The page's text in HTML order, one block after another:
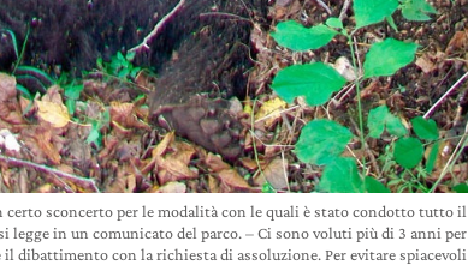
certo sconcerto per le modalità con le quali è stato condotto tutto il
legge in un comunicato del parco. – Ci sono voluti più di 3 anni per
il dibattimento con la richiesta di assoluzione. Per evitare spiacevoli